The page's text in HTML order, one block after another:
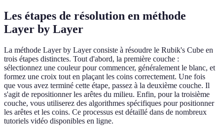
Les étapes de résolution en méthode
Layer by Layer
La méthode Layer by Layer consiste à résoudre le Rubik's Cube en
trois étapes distinctes. Tout d'abord, la première couche :
sélectionnez une couleur pour commencer, généralement le blanc, et
formez une croix tout en plaçant les coins correctement. Une fois
que vous avez terminé cette étape, passez à la deuxième couche. Il
s'agit de repositionner les arêtes du milieu. Enfin, pour la troisième
couche, vous utiliserez des algorithmes spécifiques pour positionner
les arêtes et les coins. Ce processus est détaillé dans de nombreux
tutoriels vidéo disponibles en ligne.